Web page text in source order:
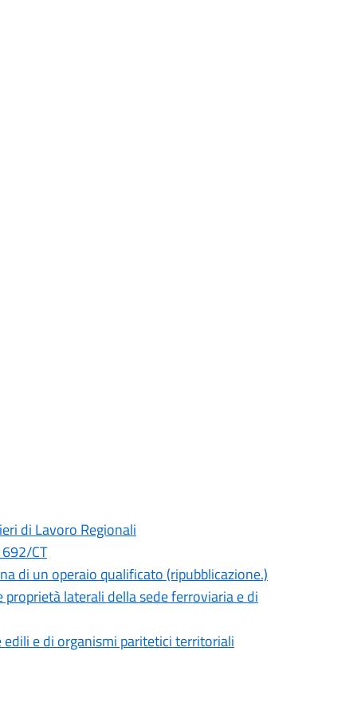
di Lavoro Regionali
CT
di un operaio qualificato (ripubblicazione.)
laterali della sede ferroviaria e di
e di organismi paritetici territoriali